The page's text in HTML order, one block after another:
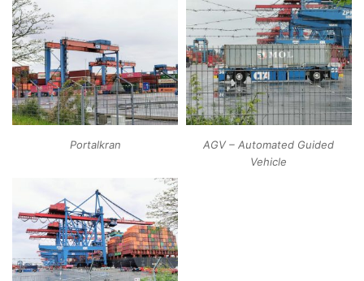
Portalkran
AGV – Automated Guided
Vehicle